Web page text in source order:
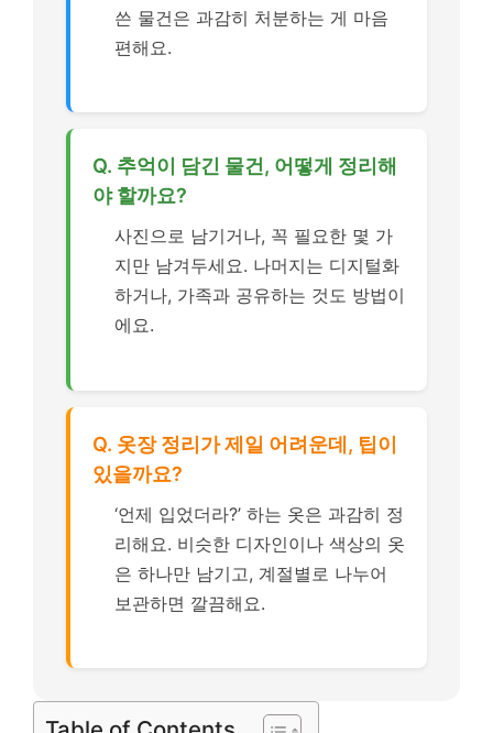
쓴 물건은 과감히 처분하는 게 마음
편해요.
Q. 추억이 담긴 물건, 어떻게 정리해
야 할까요?
사진으로 남기거나, 꼭 필요한 몇 가
지만 남겨두세요. 나머지는 디지털화
하거나, 가족과 공유하는 것도 방법이
에요.
Q. 옷장 정리가 제일 어려운데, 팁이
있을까요?
‘언제 입었더라?’ 하는 옷은 과감히 정
리해요. 비슷한 디자인이나 색상의 옷
은 하나만 남기고, 계절별로 나누어
보관하면 깔끔해요.